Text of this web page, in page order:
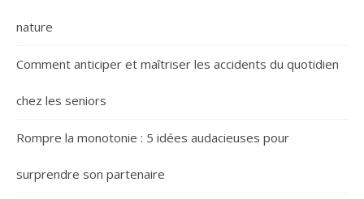
nature
Comment anticiper et maîtriser les accidents du quotidien
chez les seniors
Rompre la monotonie : 5 idées audacieuses pour
surprendre son partenaire